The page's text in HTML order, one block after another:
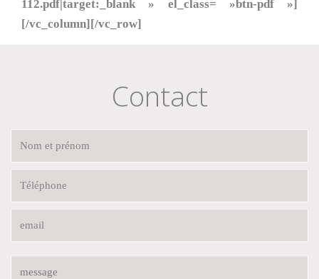
112.pdf|target:_blank » el_class= »btn-pdf »]
[/vc_column][/vc_row]
Contact